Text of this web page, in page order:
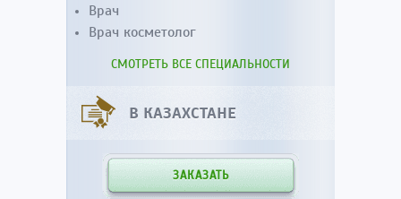
Врач
Врач косметолог
СМОТРЕТЬ ВСЕ СПЕЦИАЛЬНОСТИ
В КАЗАХСТАНЕ
ЗАКАЗАТЬ